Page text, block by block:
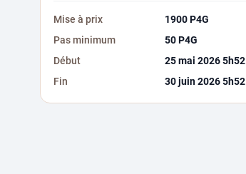
Mise à prix
1900 P4G
Pas minimum
50 P4G
Début
25 mai 2026 5h52
Fin
30 juin 2026 5h52